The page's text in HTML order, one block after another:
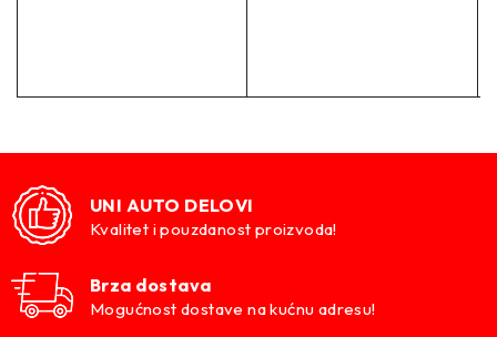
UNI AUTO DELOVI
Kvalitet i pouzdanost proizvoda!
Brza dostava
Mogućnost dostave na kućnu adresu!